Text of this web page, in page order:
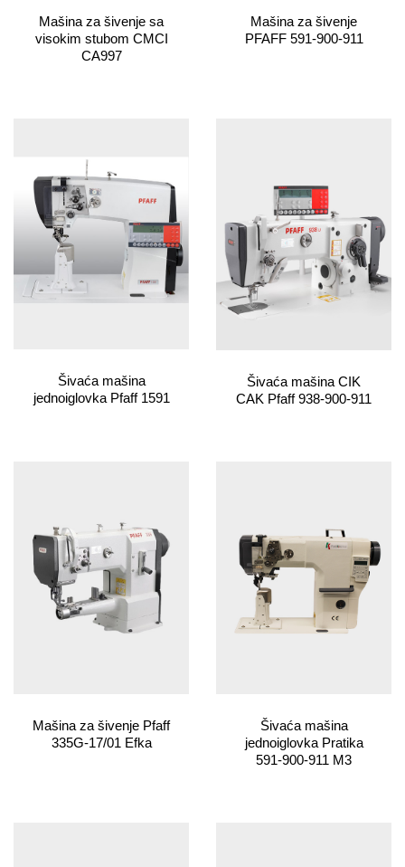
Mašina za šivenje sa
visokim stubom CMCI
CA997
Mašina za šivenje
PFAFF 591-900-911
Šivaća mašina
jednoiglovka Pfaff 1591
Šivaća mašina CIK
CAK Pfaff 938-900-911
Mašina za šivenje Pfaff
335G-17/01 Efka
Šivaća mašina
jednoiglovka Pratika
591-900-911 M3